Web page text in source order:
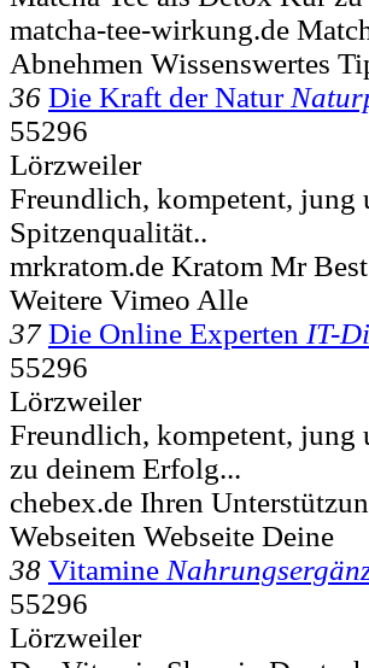
matcha-tee-wirkung.de
Abnehmen Wissenswertes
36 Die Kraft der Natur
55296
Lörzweiler
Freundlich, kompetent,
Spitzenqualität..
mrkratom.de Kratom Mr
Weitere Vimeo Alle
37 Die Online Experten IT-
55296
Lörzweiler
Freundlich, kompetent, jung
zu deinem Erfolg...
chebex.de Ihren
Webseiten Webseite Deine
38 Vitamine
55296
Lörzweiler